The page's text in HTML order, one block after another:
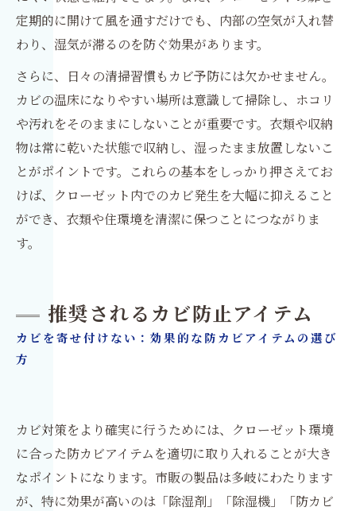
定期的に開けて風を通すだけでも、内部の空気が入れ替
わり、湿気が滞るのを防ぐ効果があります。
さらに、日々の清掃習慣もカビ予防には欠かせません。
カビの温床になりやすい場所は意識して掃除し、ホコリ
や汚れをそのままにしないことが重要です。衣類や収納
物は常に乾いた状態で収納し、湿ったまま放置しないこ
とがポイントです。これらの基本をしっかり押さえてお
けば、クローゼット内でのカビ発生を大幅に抑えること
ができ、衣類や住環境を清潔に保つことにつながりま
す。
推奨されるカビ防止アイテム
カビを寄せ付けない：効果的な防カビアイテムの選び
方
カビ対策をより確実に行うためには、クローゼット環境
に合った防カビアイテムを適切に取り入れることが大き
なポイントになります。市販の製品は多岐にわたります
が、特に効果が高いのは「除湿剤」「除湿機」「防カビ